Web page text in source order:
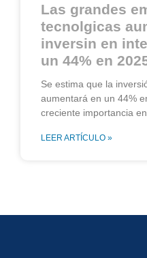
Las grandes
tecnolgicas
inversin en
un 44% en
Se estima que la
aumentará en un 44%
creciente importancia
LEER ARTÍCULO »